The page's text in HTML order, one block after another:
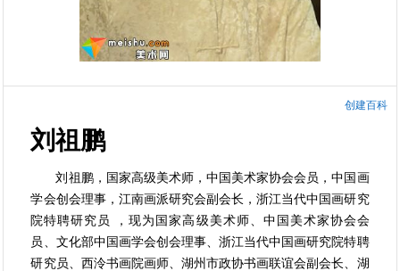
创建百科
刘祖鹏
刘祖鹏，国家高级美术师，中国美术家协会会员，中国画
学会创会理事，江南画派研究会副会长，浙江当代中国画研究
院特聘研究员 ，现为国家高级美术师、中国美术家协会会
员、文化部中国画学会创会理事、浙江当代中国画研究院特聘
研究员、西泠书画院画师、湖州市政协书画联谊会副会长、湖